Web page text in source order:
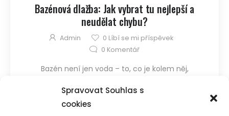
Spravovat Souhlas s
cookies
Bazénová dlažba: Jak vybrat tu nejlepší a
neudělat chybu?
Admin 0 Líbí se mi příspěvek
0 Komentář
Bazén není jen voda – to, co je kolem něj,
právě bazénová dlažba je jedna z věcí, kterou lidi
často podcení… a pak litují. Na co si dát pozor při